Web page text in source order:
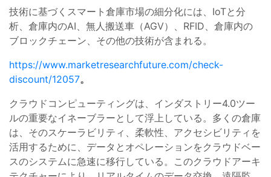
技術に基づくスマート倉庫市場の細分化には、IoTと分
析、倉庫内のAI、無人搬送車（AGV）、RFID、倉庫内の
ブロックチェーン、その他の技術が含まれる。
https://www.marketresearchfuture.com/check-
discount/12057。
クラウドコンピューティングは、インダストリー4.0ツー
ルの重要なイネーブラーとして浮上している。多くの倉庫
は、そのスケーラビリティ、柔軟性、アクセシビリティを
活用するために、データとオペレーションをクラウドベー
スのシステムに急速に移行している。このクラウドアーキ